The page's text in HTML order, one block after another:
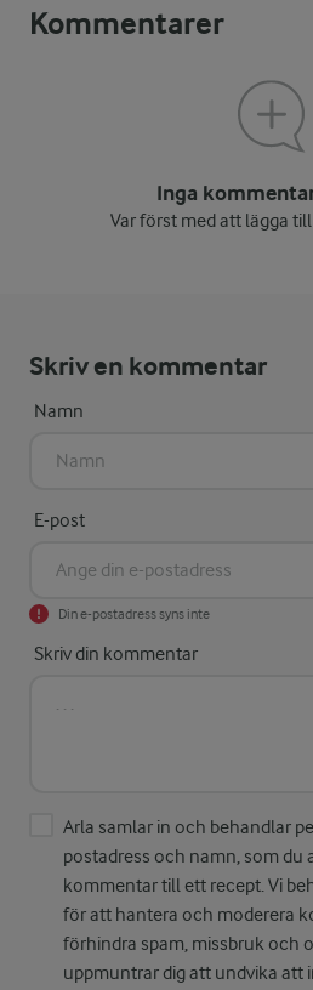
Kommentarer
Inga
Var först med att lägga
Skriv en kommentar
Namn
E-post
Din e-postadress syns inte
Skriv din kommentar
Arla samlar in och behandlar
postadress och namn, som du
kommentar till ett recept. Vi
för att hantera och moderera
förhindra spam, missbruk och
uppmuntrar dig att undvika att